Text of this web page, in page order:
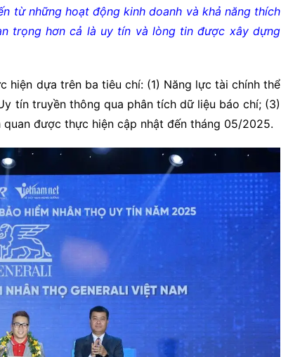
từ những hoạt động kinh doanh và khả năng thích
trọng hơn cả là uy tín và lòng tin được xây dựng
hiện dựa trên ba tiêu chí: (1) Năng lực tài chính thể
tín truyền thông qua phân tích dữ liệu báo chí; (3)
được thực hiện cập nhật đến tháng 05/2025.